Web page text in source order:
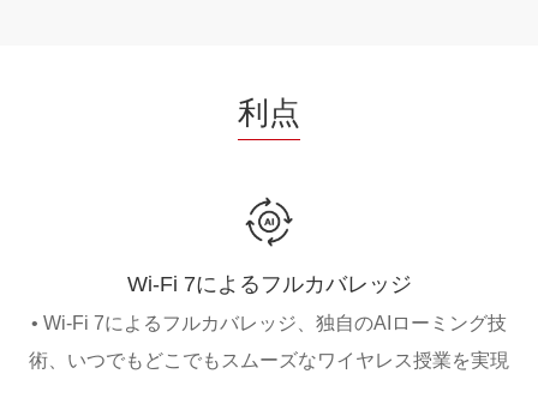
利点
Wi-Fi 7によるフルカバレッジ
• Wi-Fi 7によるフルカバレッジ、独自のAIローミング技
術、いつでもどこでもスムーズなワイヤレス授業を実現